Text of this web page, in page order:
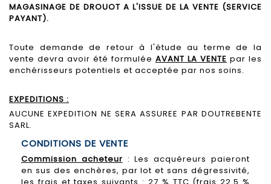
MAGASINAGE DE DROUOT A L'ISSUE DE LA VENTE (SERVICE
PAYANT).
Toute demande de retour à l'étude au terme de la
vente devra avoir été formulée AVANT LA VENTE par les
enchérisseurs potentiels et acceptée par nos soins.
EXPEDITIONS :
AUCUNE EXPEDITION NE SERA ASSUREE PAR DOUTREBENTE
SARL.
CONDITIONS DE VENTE
Commission acheteur : Les acquéreurs paieront
en sus des enchères, par lot et sans dégressivité,
les frais et taxes suivants : 27 % TTC (frais 22.5 %